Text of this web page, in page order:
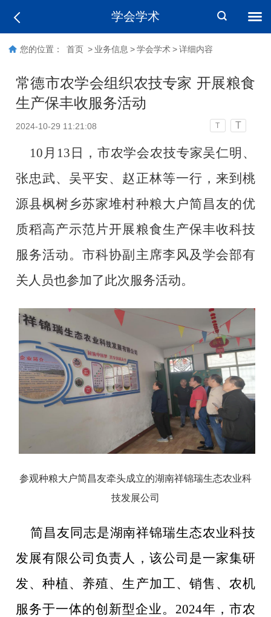
学会学术
您的位置： 首页 > 业务信息 > 学会学术 > 详细内容
常德市农学会组织农技专家 开展粮食
生产保丰收服务活动
2024-10-29 11:21:08 T T
10月13日，市农学会农技专家吴仁明、
张忠武、吴平安、赵正林等一行，来到桃
源县枫树乡苏家堆村种粮大户简昌友的优
质稻高产示范片开展粮食生产保丰收科技
服务活动。市科协副主席李风及学会部有
关人员也参加了此次服务活动。
参观种粮大户简昌友牵头成立的湖南祥锦瑞生态农业科
技发展公司
简昌友同志是湖南祥锦瑞生态农业科技
发展有限公司负责人，该公司 是一家集研
发、种植、养殖、生产加工、销售、农机
服务于一体的创新型企业。 2024年，市农